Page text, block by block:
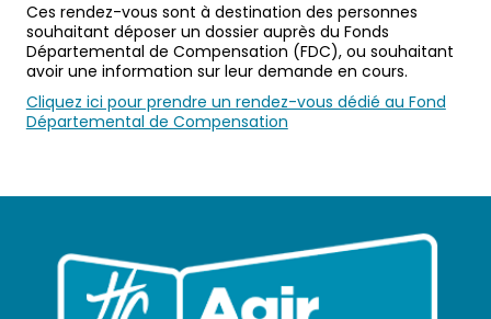
Ces rendez-vous sont à destination des personnes
souhaitant déposer un dossier auprès du Fonds
Départemental de Compensation (FDC), ou souhaitant
avoir une information sur leur demande en cours.
Cliquez ici pour prendre un rendez-vous dédié au Fond
Départemental de Compensation